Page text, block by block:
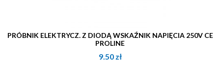
PRÓBNIK ELEKTRYCZ. Z DIODĄ WSKAŹNIK NAPIĘCIA 250V CE
PROLINE
9.50 zł